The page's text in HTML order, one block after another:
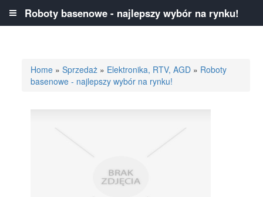
Home »Sprzedaż » Elektronika, RTV, AGD » Roboty
basenowe - najlepszy wybór na rynku!
Roboty basenowe - najlepszy wybór na rynku!